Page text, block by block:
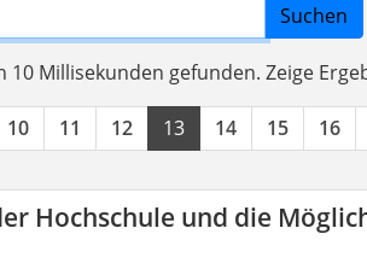
Suchen
10 Millisekunden gefunden. Zeige
10 11 12 13 14 15 16
Hochschule und die